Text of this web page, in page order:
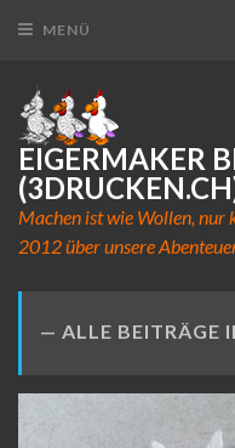
MENÜ
EIGERMAKER
Machen ist wie Wollen,
2012 über unsere
ALLE BEITRÄGE